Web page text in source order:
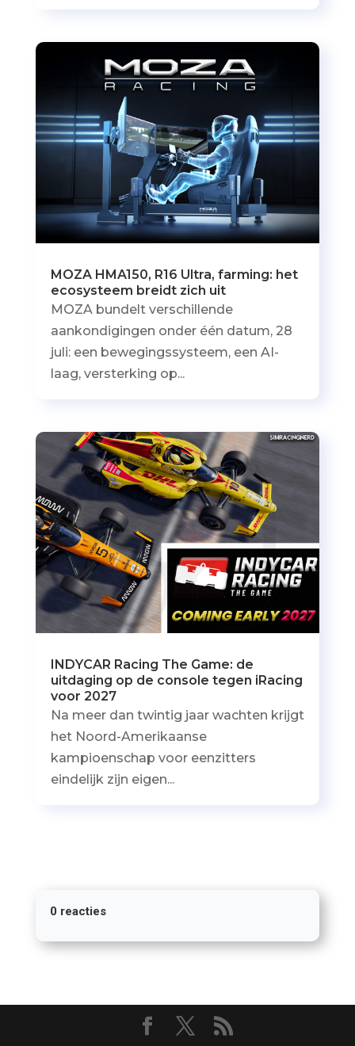
MOZA HMA150, R16 Ultra, farming: het
ecosysteem breidt zich uit
MOZA bundelt verschillende
aankondigingen onder één datum, 28
juli: een bewegingssysteem, een AI-
laag, versterking op...
INDYCAR Racing The Game: de
uitdaging op de console tegen iRacing
voor 2027
Na meer dan twintig jaar wachten krijgt
het Noord-Amerikaanse
kampioenschap voor eenzitters
eindelijk zijn eigen...
0 reacties